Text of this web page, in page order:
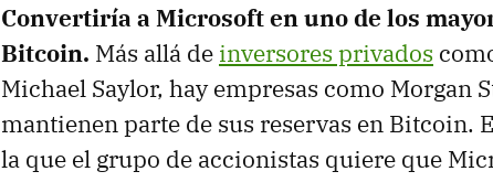
Convertiría a Microsoft en uno de los
Bitcoin. Más allá de inversores privados
Michael Saylor, hay empresas como Morgan
mantienen parte de sus reservas en Bitcoin.
la que el grupo de accionistas quiere que